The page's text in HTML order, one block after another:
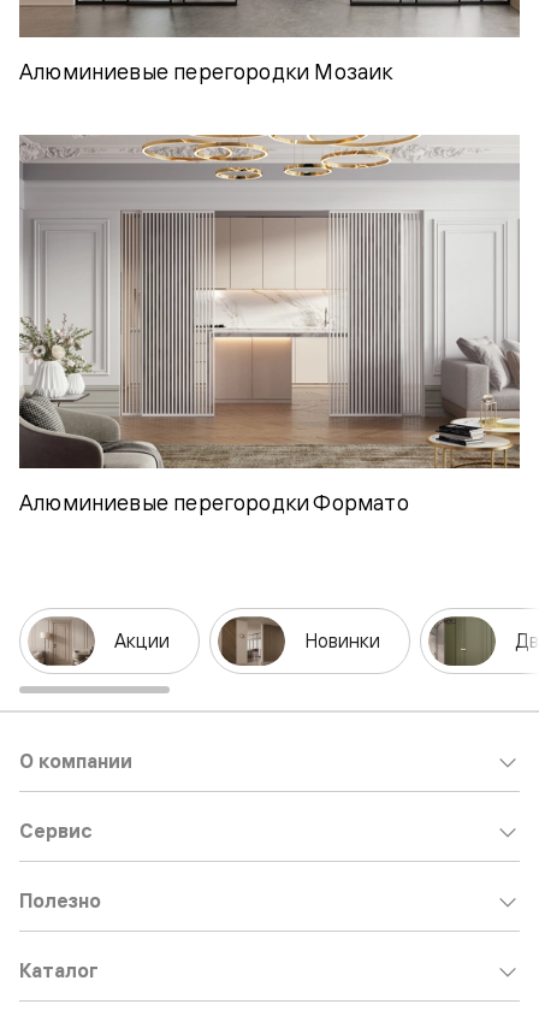
Алюминиевые перегородки Мозаик
Алюминиевые перегородки Формато
Акции Новинки
О компании
Сервис
Полезно
Каталог